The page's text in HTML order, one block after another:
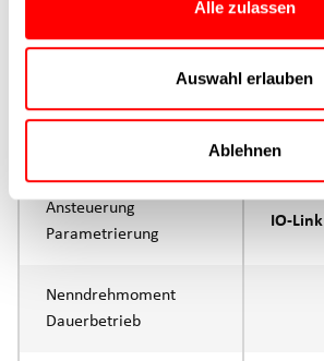
Alle zulassen
Auswahl erlauben
Ablehnen
500N
max. Vorschubkraft Fx
Ansteuerung
Parametrierung
IO-Link
Nenndrehmoment
Dauerbetrieb